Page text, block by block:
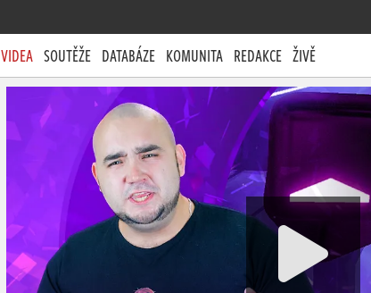
VIDEA SOUTĚŽE DATABÁZE KOMUNITA REDAKCE ŽIVĚ